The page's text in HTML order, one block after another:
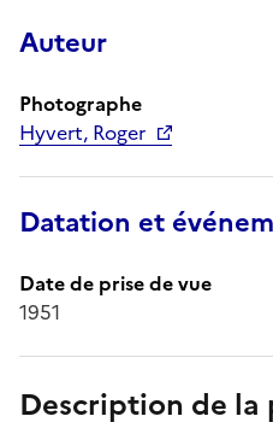
Auteur
Photographe
Hyvert, Roger
Datation et
Date de prise de vue
1951
Description de la